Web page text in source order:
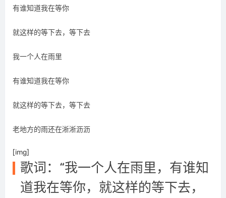
有谁知道我在等你
就这样的等下去，等下去
我一个人在雨里
有谁知道我在等你
就这样的等下去，等下去
老地方的雨还在淅淅沥沥
[img]
歌词：“我一个人在雨里，有谁知
道我在等你，就这样的等下去，